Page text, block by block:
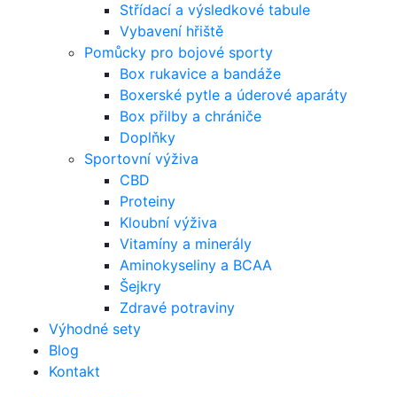
Střídací a výsledkové tabule
Vybavení hřiště
Pomůcky pro bojové sporty
Box rukavice a bandáže
Boxerské pytle a úderové aparáty
Box přilby a chrániče
Doplňky
Sportovní výživa
CBD
Proteiny
Kloubní výživa
Vitamíny a minerály
Aminokyseliny a BCAA
Šejkry
Zdravé potraviny
Výhodné sety
Blog
Kontakt